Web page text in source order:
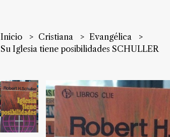
Inicio Cristiana
Evangélica
Su Iglesia tiene posibilidades SCHULLER